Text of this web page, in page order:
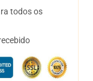
todos os